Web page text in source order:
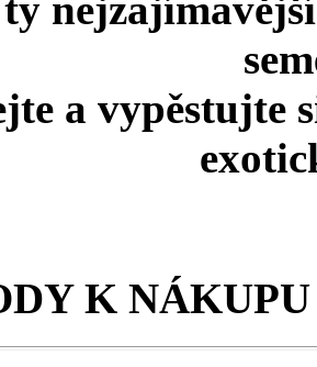
ty
a vypěstujte
K